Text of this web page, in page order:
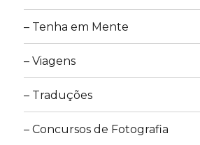
– Tenha em Mente
– Viagens
– Traduções
– Concursos de Fotografia